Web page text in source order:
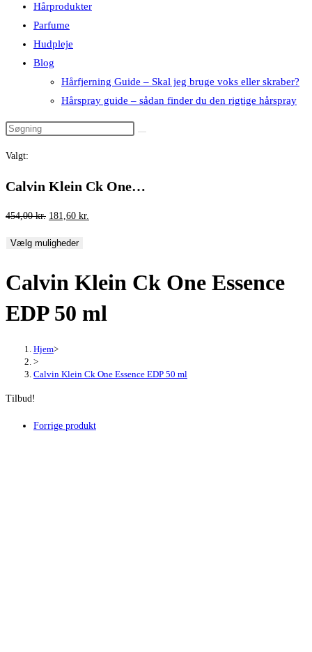
Hårprodukter
Parfume
Hudpleje
Blog
Hårfjerning Guide – Skal jeg bruge voks eller skraber?
Hårspray guide – sådan finder du den rigtige hårspray
Valgt:
Calvin Klein Ck One…
454,00kr. Den
pris
454,00 kr..
181,60 kr.
181,60 kr..
Vælg muligheder
Calvin Klein Ck One Essence
EDP 50 ml
Hjem>
>
Calvin Klein Ck One Essence EDP 50 ml
Tilbud!
Forrige produkt